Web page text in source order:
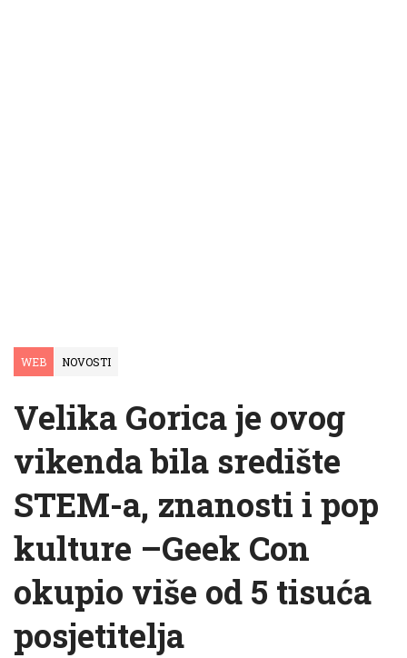
WEB NOVOSTI
Velika Gorica je ovog
vikenda bila središte
STEM-a, znanosti i pop
kulture –Geek Con
okupio više od 5 tisuća
posjetitelja